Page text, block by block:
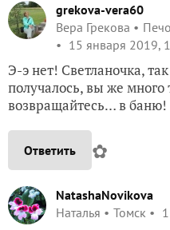
grekova-vera60
Вера Грекова
15 января 2019,
Э-э нет! Светланочка,
получалось, вы же
возвращайтесь… в баню!
Ответить ✿
NatashaNovikova
Наталья
Томск